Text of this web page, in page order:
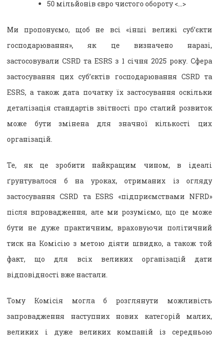
50 мільйонів євро чистого обороту <…>
Ми пропонуємо, щоб не всі «інші великі суб’єкти
господарювання», як це визначено наразі,
застосовували CSRD та ESRS з 1 січня 2025 року. Сфера
застосування цих суб’єктів господарювання CSRD та
ESRS, а також дата початку їх застосування оскільки
деталізація стандартів звітності про сталий розвиток
може бути змінена для значної кількості цих
організацій.
Те, як це зробити найкращим чином, в ідеалі
ґрунтувалося б на уроках, отриманих із огляду
застосування CSRD та ESRS «підприємствами NFRD»
після впровадження, але ми розуміємо, що це може
бути не дуже практичним, враховуючи політичний
тиск на Комісію з метою діяти швидко, а також той
факт, що для всіх великих організацій дати
відповідності вже настали.
Тому Комісія могла б розглянути можливість
запровадження наступних нових категорій малих,
великих і дуже великих компаній із середньою